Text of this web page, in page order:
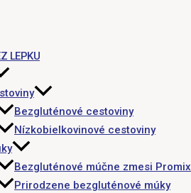
LEPKU
Bezgluténové cestoviny
Nízkobielkovinové cestoviny
Bezgluténové múčne zmesi Promix
Prirodzene bezgluténové múky